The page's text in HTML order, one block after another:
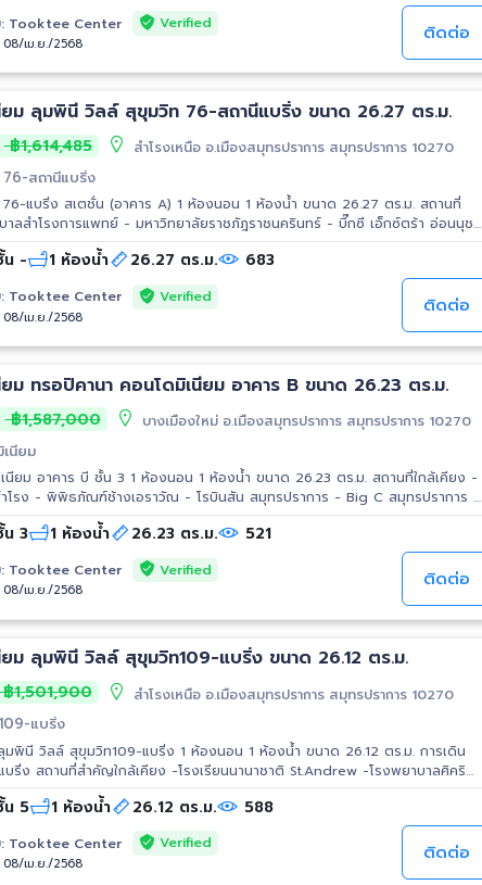
Tooktee Center Verified
เม.ย./2568 ติดต่อ
ยม ลุมพินี วิลล์ สุขุมวิท 76-สถานีแบริ่ง ขนาด 26.27 ตร.ม.
฿1,614,485 สำโรงเหนือ อ.เมืองสมุทรปราการ สมุทรปราการ 10270
สถานีแบริ่ง
แบริ่ง สเตชั่น (อาคาร A) 1 ห้องนอน 1 ห้องน้ำ ขนาด 26.27 ตร.ม. สถานที่
รง - บิ๊กซี ซูเปอร์เซ็นเตอร์ สำโรง 1
น - 1 ห้องน้ำ 26.27 ตร.ม. 683
Tooktee Center Verified
เม.ย./2568 ติดต่อ
ม ทรอปิคานา คอนโดมิเนียม อาคาร B ขนาด 26.23 ตร.ม.
฿1,587,000 บางเมืองใหม่ อ.เมืองสมุทรปราการ สมุทรปราการ 10270
นียม
อาคาร บี ชั้น 3 1 ห้องนอน 1 ห้องน้ำ ขนาด 26.23 ตร.ม. สถานที่ใกล้เคียง -
ำโรง - พิพิธภัณฑ์ช้างเอราวัณ - โรบินสัน สมุทรปราการ - Big C สมุทรปราการ -
าร - Big C Jumbo - โรงพยาบาลเมืองสมุทร ปู่เจ้าฯ - โรงเรียนอัสสัมชัญ
น 3 1 ห้องน้ำ 26.23 ตร.ม. 521
Tooktee Center Verified
เม.ย./2568 ติดต่อ
ม ลุมพินี วิลล์ สุขุมวิท109-แบริ่ง ขนาด 26.12 ตร.ม.
1,501,900 สำโรงเหนือ อ.เมืองสมุทรปราการ สมุทรปราการ 10270
แบริ่ง
นี วิลล์ สุขุมวิท109-แบริ่ง 1 ห้องนอน 1 ห้องน้ำ ขนาด 26.12 ตร.ม. การเดิน
-โรงพยาบาลศิคริ
ง
น 5 1 ห้องน้ำ 26.12 ตร.ม. 588
Tooktee Center Verified
เม.ย./2568 ติดต่อ